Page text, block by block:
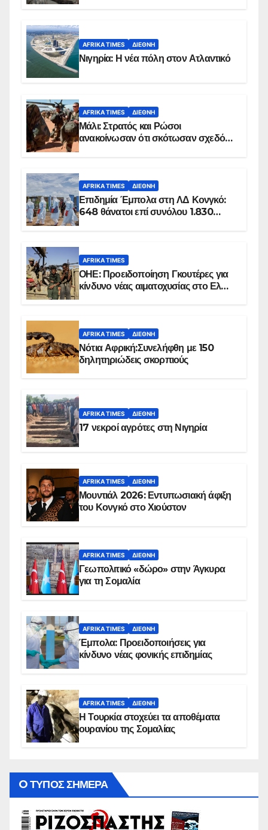
AFRIKA TIMES ΔΙΕΘΝΉ
Νιγηρία: Η νέα πόλη στον Ατλαντικό
AFRIKA TIMES ΔΙΕΘΝΉ
Μάλι: Στρατός και Ρώσοι
ανακοίνωσαν ότι σκότωσαν σχεδόν
AFRIKA TIMES ΔΙΕΘΝΉ
Επιδημία Έμπολα στη ΛΔ Κονγκό:
648 θάνατοι επί συνόλου 1.830
AFRIKA TIMES
ΟΗΕ: Προειδοποίηση Γκουτέρες για
κίνδυνο νέας αιματοχυσίας στο Ελ
AFRIKA TIMES ΔΙΕΘΝΉ
Νότια Αφρική:Συνελήφθη με 150
δηλητηριώδεις σκορπιούς
AFRIKA TIMES ΔΙΕΘΝΉ
17 νεκροί αγρότες στη Νιγηρία
AFRIKA TIMES ΔΙΕΘΝΉ
Μουντιάλ 2026: Εντυπωσιακή άφιξη
του Κονγκό στο Χιούστον
AFRIKA TIMES ΔΙΕΘΝΉ
Γεωπολιτικό «δώρο» στην Άγκυρα
για τη Σομαλία
AFRIKA TIMES ΔΙΕΘΝΉ
Έμπολα: Προειδοποιήσεις για
κίνδυνο νέας φονικής επιδημίας
AFRIKA TIMES ΔΙΕΘΝΉ
Η Τουρκία στοχεύει τα αποθέματα
ουρανίου της Σομαλίας
O ΤΥΠΟΣ ΣΗΜΕΡΑ